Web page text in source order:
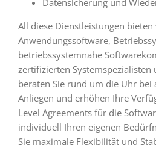
All diese Dienstleistungen
Anwendungssoftware,
betriebssystemnahe
zertifizierten Systemspezialisten
beraten Sie rund um die Uhr bei
Anliegen und erhöhen Ihre
Level Agreements für die
individuell Ihren eigenen
Sie maximale Flexibilität und